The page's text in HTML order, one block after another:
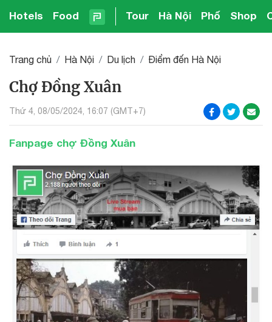
Hotels Food Tour Hà Nội Phố Shop
Trang chủ Hà Nội Du lịch Điểm đến Hà Nội
Chợ Đồng Xuân
Thứ 4, 08/05/2024, 16:07 (GMT+7)
Fanpage chợ Đồng Xuân